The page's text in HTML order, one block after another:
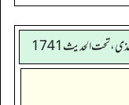
تحت الحديث 1741